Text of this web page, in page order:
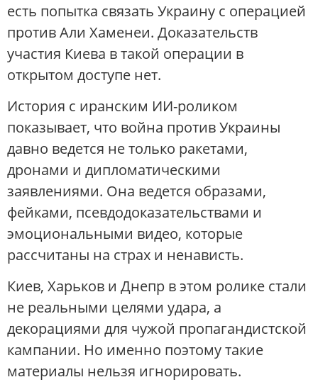
есть попытка связать Украину с операцией
против Али Хаменеи. Доказательств
участия Киева в такой операции в
открытом доступе нет.
История с иранским ИИ-роликом
показывает, что война против Украины
давно ведется не только ракетами,
дронами и дипломатическими
заявлениями. Она ведется образами,
фейками, псевдодоказательствами и
эмоциональными видео, которые
рассчитаны на страх и ненависть.
Киев, Харьков и Днепр в этом ролике стали
не реальными целями удара, а
декорациями для чужой пропагандистской
кампании. Но именно поэтому такие
материалы нельзя игнорировать.